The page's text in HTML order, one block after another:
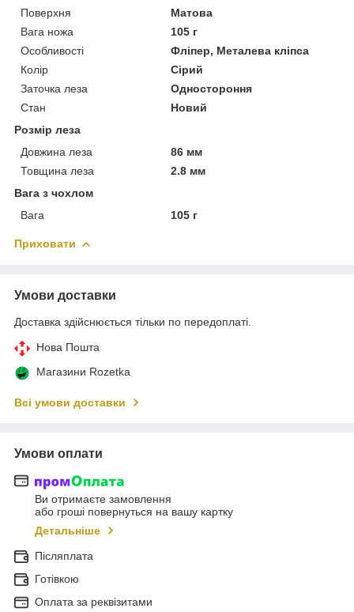
Поверхня
Матова
Вага ножа
105 г
Особливості
Фліпер, Металева кліпса
Колір
Сірий
Заточка леза
Одностороння
Стан
Новий
Розмір леза
Довжина леза
86 мм
Товщина леза
2.8 мм
Вага з чохлом
Вага
105 г
Приховати
Умови доставки
Доставка здійснюється тільки по передоплаті.
Нова Пошта
Магазини Rozetka
Всі умови доставки
Умови оплати
Ви отримаєте замовлення
або гроші повернуться на вашу картку
Детальніше
Післяплата
Готівкою
Оплата за реквізитами